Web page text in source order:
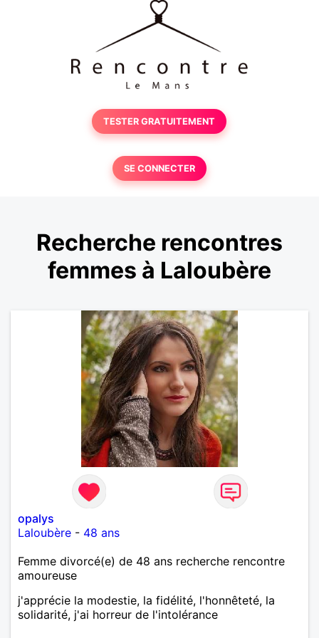
TESTER GRATUITEMENT
SE CONNECTER
Recherche rencontres
femmes à Laloubère
opalys
Laloubère - 48 ans
Femme divorcé(e) de 48 ans recherche rencontre
amoureuse
j'apprécie la modestie, la fidélité, l'honnêteté, la
solidarité, j'ai horreur de l'intolérance